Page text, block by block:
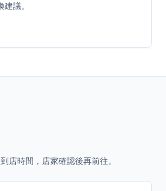
議。
店時間，店家確認後再前往。